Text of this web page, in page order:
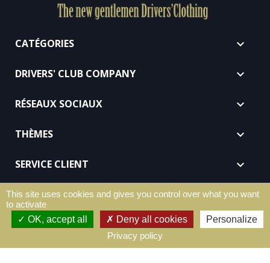
CATÉGORIES 
DRIVERS' CLUB COMPANY 
RÉSEAUX SOCIAUX 
THÈMES 
SERVICE CLIENT 
REVENDEURS 
Sitio protegido por reCAPTCHA.Privacidad- Términos
© 2026 - e-declic
This site uses cookies and gives you control over what you want
to activate
OK, accept all
Deny all cookies
Personalize
Privacy policy